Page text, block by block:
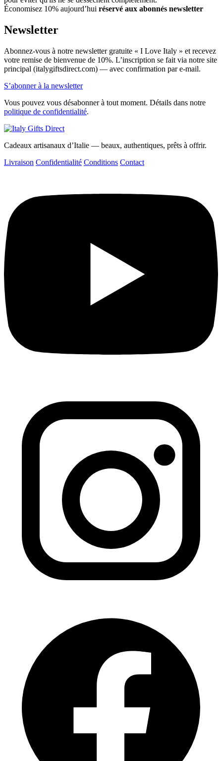
Économisez 10% aujourd’hui réservé aux abonnés newsletter
Newsletter
Abonnez-vous à notre newsletter gratuite « I Love Italy » et recevez
votre remise de bienvenue de 10%. L’inscription se fait via notre site
principal (italygiftsdirect.com) — avec confirmation par e-mail.
S’abonner à la newsletter
Vous pouvez vous désabonner à tout moment. Détails dans notre
politique de confidentialité.
Cadeaux artisanaux d’Italie — beaux, authentiques, prêts à offrir.
Livraison Confidentialité Conditions Contact